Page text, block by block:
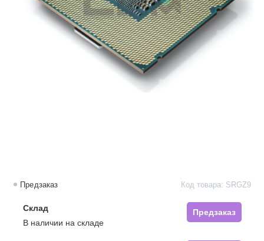
Предзаказ Код товара: SRGZ9
Склад
Предзаказ
В наличии на складе